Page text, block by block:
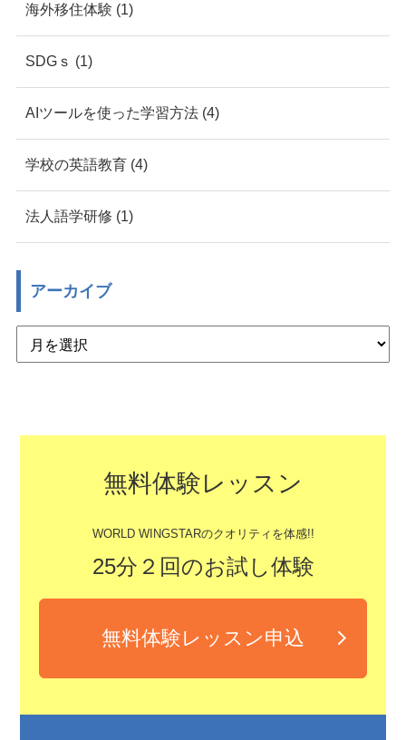
海外移住体験 (1)
SDGｓ (1)
AIツールを使った学習方法 (4)
学校の英語教育 (4)
法人語学研修 (1)
アーカイブ
無料体験レッスン
WORLD WINGSTARのクオリティを体感!!
25分２回のお試し体験
無料体験レッスン申込